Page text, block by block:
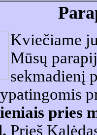
Kviečiame
Mūsų
sekmadienį
pries
Prieš